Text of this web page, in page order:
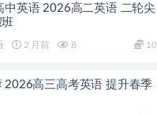
中英语 2026高二英语 二轮尖
2 月前 8 10
2026高三高考英语 提升春季